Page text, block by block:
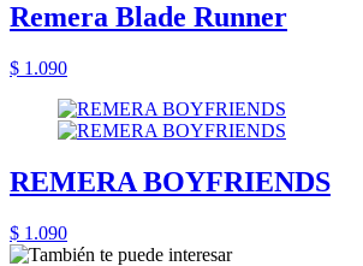
Remera Blade Runner
$ 1.090
REMERA BOYFRIENDS
$ 1.090